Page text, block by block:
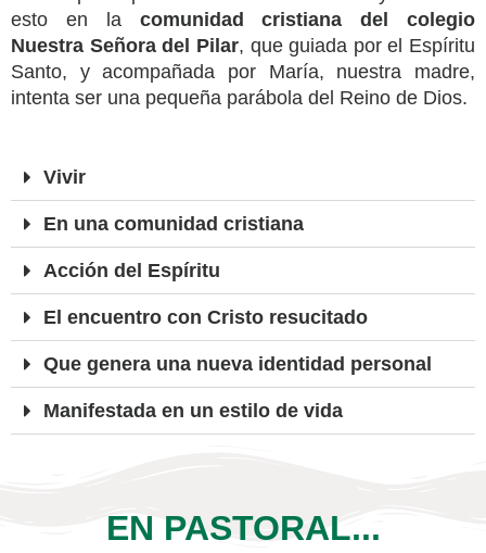
esto en la comunidad cristiana del colegio
Nuestra Señora del Pilar, que guiada por el Espíritu
Santo, y acompañada por María, nuestra madre,
intenta ser una pequeña parábola del Reino de Dios.
Vivir
En una comunidad cristiana
Acción del Espíritu
El encuentro con Cristo resucitado
Que genera una nueva identidad personal
Manifestada en un estilo de vida
EN PASTORAL...